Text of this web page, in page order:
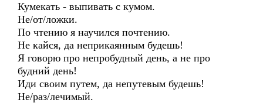
Кумекать - выпивать с кумом.
Не/от/ложки.
По чтению я научился почтению.
Не кайся, да неприкаянным будешь!
Я говорю про непробудный день, а не про
будний день!
Иди своим путем, да непутевым будешь!
Не/раз/лечимый.